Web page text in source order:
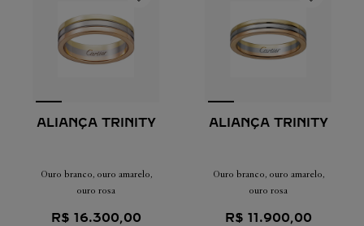
ALIANÇA TRINITY
Ouro branco, ouro amarelo,
ouro rosa
R$ 16.300,00
ALIANÇA TRINITY
Ouro branco, ouro amarelo,
ouro rosa
R$ 11 .900,00